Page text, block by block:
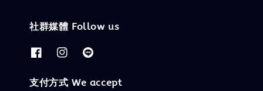
社群媒體 Follow us
支付方式 We accept